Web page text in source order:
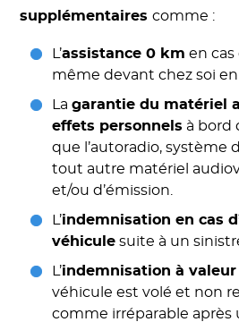
supplémentairescomme :
L’assistance 0 km en cas
même devant chez soi en
Lagarantie du matériel
effets personnels à bord
que l’autoradio, système
tout autre matériel
et/ou d’émission.
L’indemnisation en cas
véhicule suite à un
L’indemnisation à valeur
véhicule est volé et non
comme irréparable après